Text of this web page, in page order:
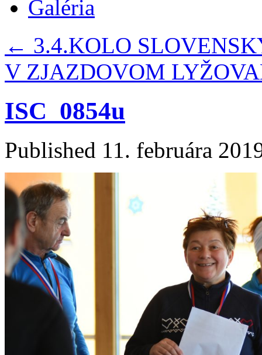
Galéria
← 3.4.KOLO
V ZJAZDOVOM
ISC_0854u
Published 11. februára